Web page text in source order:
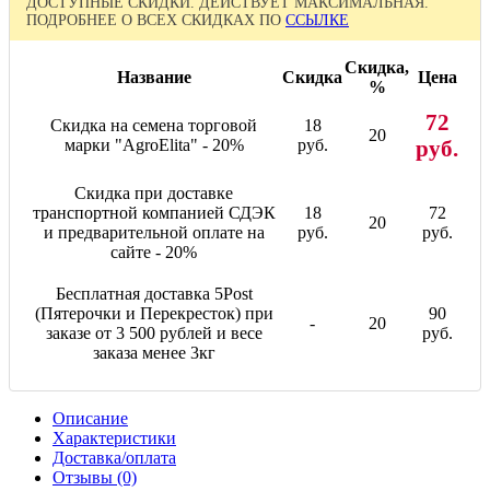
ПОДРОБНЕЕ О ВСЕХ СКИДКАХ ПО ССЫЛКЕ
Название Скидка
Скидка,
%
Цена
Скидка на семена торговой
марки "AgroElita" - 20%
18
руб.
20
72
руб.
Скидка при доставке
транспортной компанией СДЭК
и предварительной оплате на
сайте - 20%
18
руб.
20
72
руб.
Бесплатная доставка 5Post
(Пятерочки и Перекресток) при
заказе от 3 500 рублей и весе
заказа менее 3кг
- 20
90
руб.
Описание
Характеристики
Доставка/оплата
Отзывы (0)